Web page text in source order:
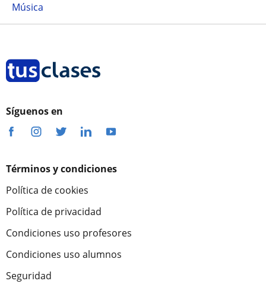
Música
Síguenos en
Términos y condiciones
Política de cookies
Política de privacidad
Condiciones uso profesores
Condiciones uso alumnos
Seguridad